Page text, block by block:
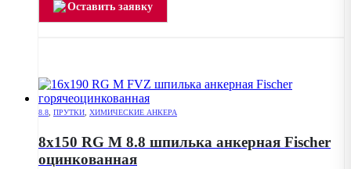
Оставить заявку
8.8 ПРУТКИ ХИМИЧЕСКИЕ АНКЕРА
8х150 RG M 8.8 шпилька анкерная Fischer
оцинкованная